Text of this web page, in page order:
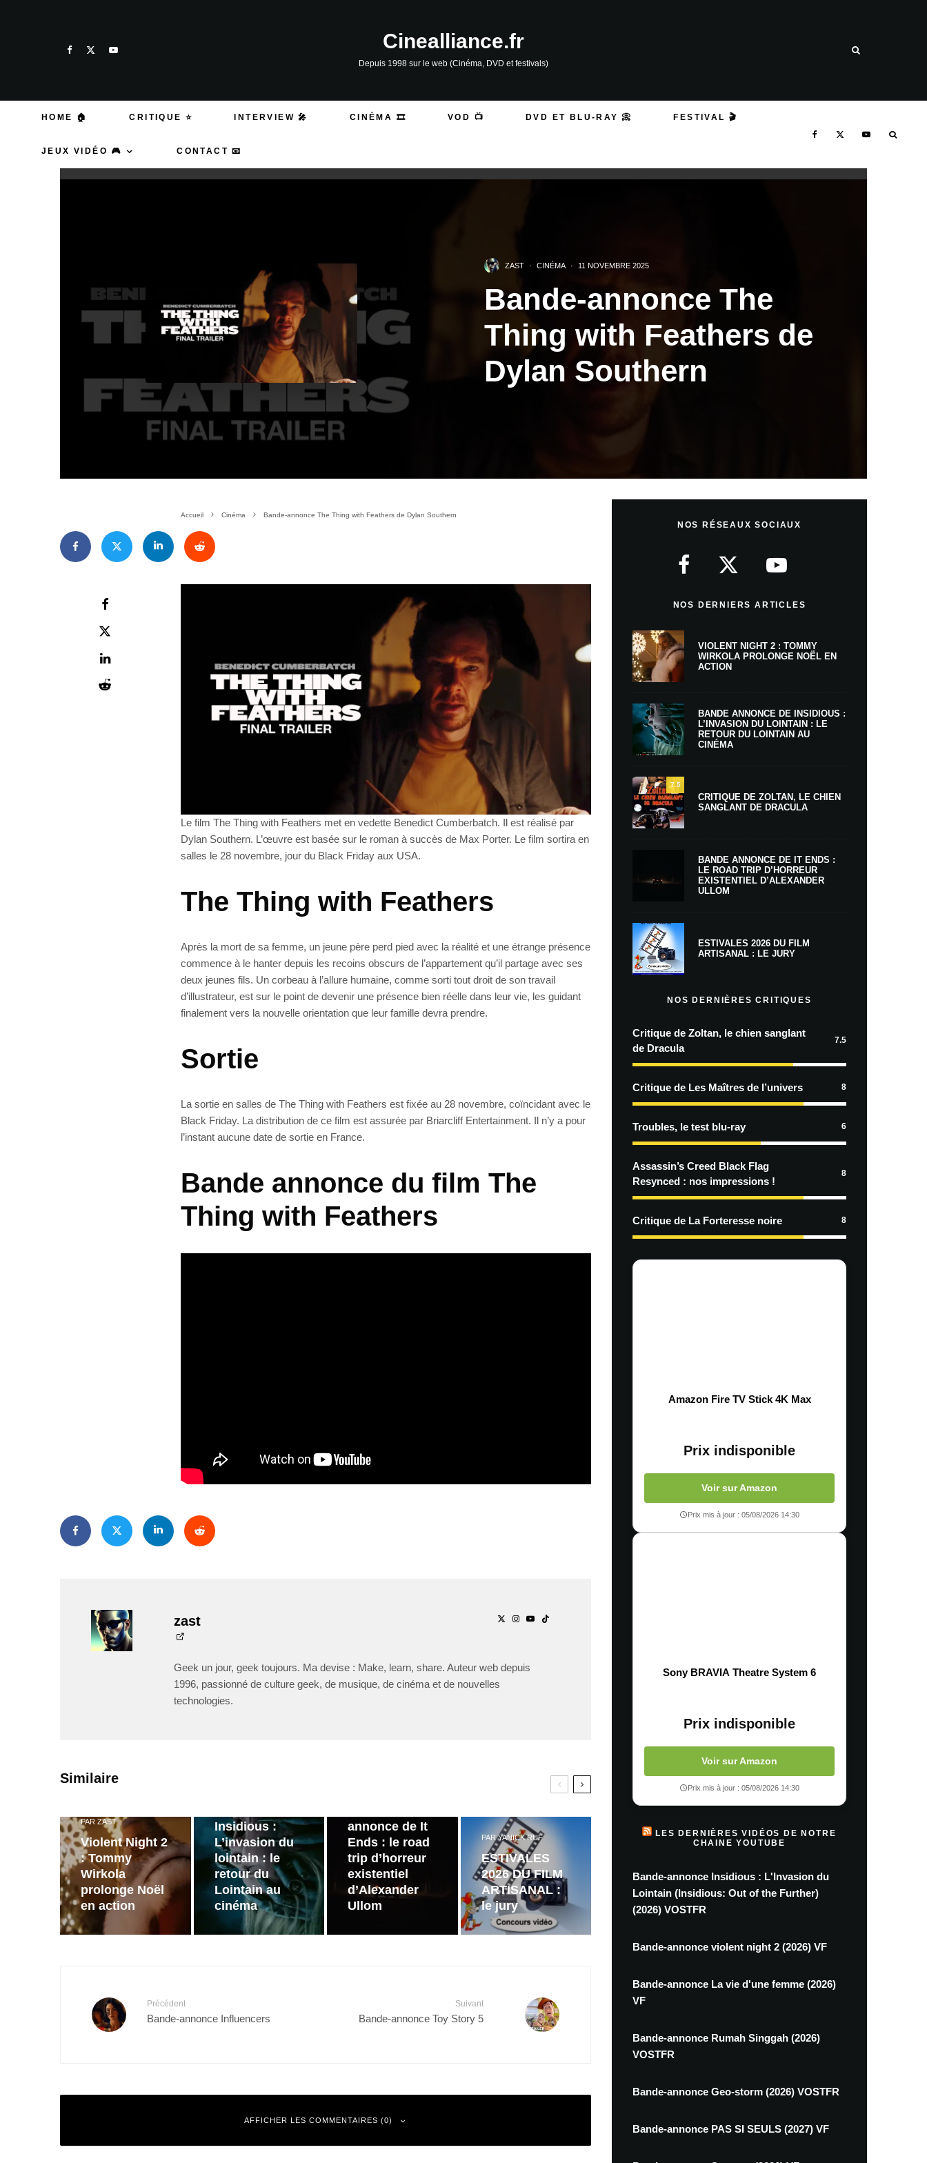
Cinealliance.fr
Depuis 1998 sur le web (Cinéma, DVD et festivals)
HOME 🏠 CRITIQUE ⭐ INTERVIEW 🎤 CINÉMA 🎞️ VOD 📺 DVD ET BLU-RAY 📀 FESTIVAL 🎬
JEUX VIDÉO 🎮 CONTACT 📧
ZAST · CINÉMA · 11 NOVEMBRE 2025
Bande-annonce The
Thing with Feathers de
Dylan Southern
Accueil Cinéma Bande-annonce The Thing with Feathers de Dylan Southern
Le film The Thing with Feathers met en vedette Benedict Cumberbatch. Il est réalisé par
Dylan Southern. L’œuvre est basée sur le roman à succès de Max Porter. Le film sortira en
salles le 28 novembre, jour du Black Friday aux USA.
The Thing with Feathers
Après la mort de sa femme, un jeune père perd pied avec la réalité et une étrange présence
commence à le hanter depuis les recoins obscurs de l’appartement qu’il partage avec ses
deux jeunes fils. Un corbeau à l’allure humaine, comme sorti tout droit de son travail
d’illustrateur, est sur le point de devenir une présence bien réelle dans leur vie, les guidant
finalement vers la nouvelle orientation que leur famille devra prendre.
Sortie
La sortie en salles de The Thing with Feathers est fixée au 28 novembre, coïncidant avec le
Black Friday. La distribution de ce film est assurée par Briarcliff Entertainment. Il n’y a pour
l’instant aucune date de sortie en France.
Bande annonce du film The
Thing with Feathers
zast
Geek un jour, geek toujours. Ma devise : Make, learn, share. Auteur web depuis
1996, passionné de culture geek, de musique, de cinéma et de nouvelles
technologies.
Similaire
PAR ZAST
Violent Night 2
: Tommy
Wirkola
prolonge Noël
en action
Insidious :
L’invasion du
lointain : le
retour du
Lointain au
cinéma
annonce de It
Ends : le road
trip d’horreur
existentiel
d’Alexander
Ullom
PARYANICK RUF
ESTIVALES
2026 DU FILM
ARTISANAL :
le jury
Précédent
Bande-annonce Influencers
Suivant
Bande-annonce Toy Story 5
AFFICHER LES COMMENTAIRES (0)
NOS RÉSEAUX SOCIAUX
NOS DERNIERS ARTICLES
VIOLENT NIGHT 2 : TOMMY
WIRKOLA PROLONGE NOËL EN
ACTION
BANDE ANNONCE DE INSIDIOUS :
L’INVASION DU LOINTAIN : LE
RETOUR DU LOINTAIN AU
CINÉMA
7.5
CRITIQUE DE ZOLTAN, LE CHIEN
SANGLANT DE DRACULA
BANDE ANNONCE DE IT ENDS :
LE ROAD TRIP D’HORREUR
EXISTENTIEL D’ALEXANDER
ULLOM
ESTIVALES 2026 DU FILM
ARTISANAL : LE JURY
NOS DERNIÈRES CRITIQUES
Critique de Zoltan, le chien sanglant
de Dracula
7.5
Critique de Les Maîtres de l’univers 8
Troubles, le test blu-ray 6
Assassin’s Creed Black Flag
Resynced : nos impressions !
8
Critique de La Forteresse noire 8
Amazon Fire TV Stick 4K Max
Prix indisponible
Voir sur Amazon
Prix mis à jour : 05/08/2026 14:30
Sony BRAVIA Theatre System 6
Prix indisponible
Voir sur Amazon
Prix mis à jour : 05/08/2026 14:30
LES DERNIÈRES VIDÉOS DE NOTRE
CHAINE YOUTUBE
Bande-annonce Insidious : L'Invasion du
Lointain (Insidious: Out of the Further)
(2026) VOSTFR
Bande-annonce violent night 2 (2026) VF
Bande-annonce La vie d'une femme (2026)
VF
Bande-annonce Rumah Singgah (2026)
VOSTFR
Bande-annonce Geo-storm (2026) VOSTFR
Bande-annonce PAS SI SEULS (2027) VF